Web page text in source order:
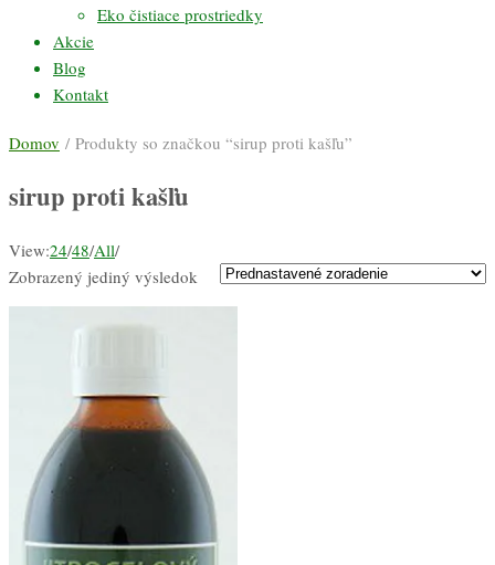
Eko čistiace prostriedky
Akcie
Blog
Kontakt
Domov / Produkty so značkou “sirup proti kašľu”
sirup proti kašľu
View:24/48/All/
Zobrazený jediný výsledok